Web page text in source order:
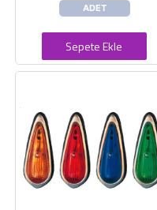
ADET
Sepete Ekle